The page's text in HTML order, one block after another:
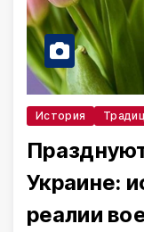
История
Украине:
реалии